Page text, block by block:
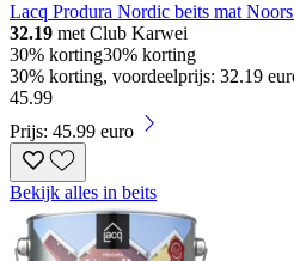
Lacq Produra Nordic beits mat
32.19 met Club Karwei
30% korting30% korting
30% korting, voordeelprijs: 32.19
45.99
Prijs: 45.99 euro
Bekijk alles in beits